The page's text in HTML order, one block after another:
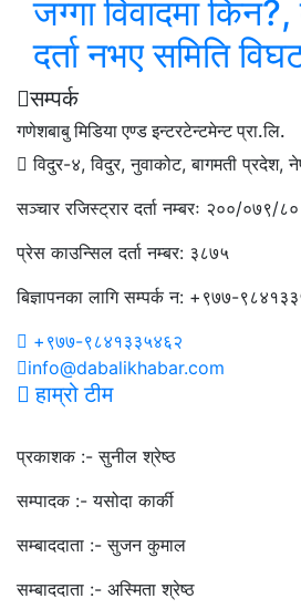
जग्गा विवादमा
दर्ता नभए समिति
सम्पर्क
गणेशबाबु मिडिया एण्ड इन्टरटेन्टमेन्ट प्रा.लि.
विदुर-४, विदुर, नुवाकोट, बागमती प्रदेश,
सञ्चार रजिस्ट्रार दर्ता नम्बरः २००/०७९/८०
प्रेस काउन्सिल दर्ता नम्बर: ३८७५
बिज्ञापनका लागि सम्पर्क न: +९७७-
+९७७-९८४१३३५४६२
info@dabalikhabar.com
हाम्रो टीम
प्रकाशक :-सुनील श्रेष्ठ
सम्पादक :-यसोदा कार्की
सम्बाददाता :-सुजन कुमाल
सम्बाददाता :- अस्मिता श्रेष्ठ